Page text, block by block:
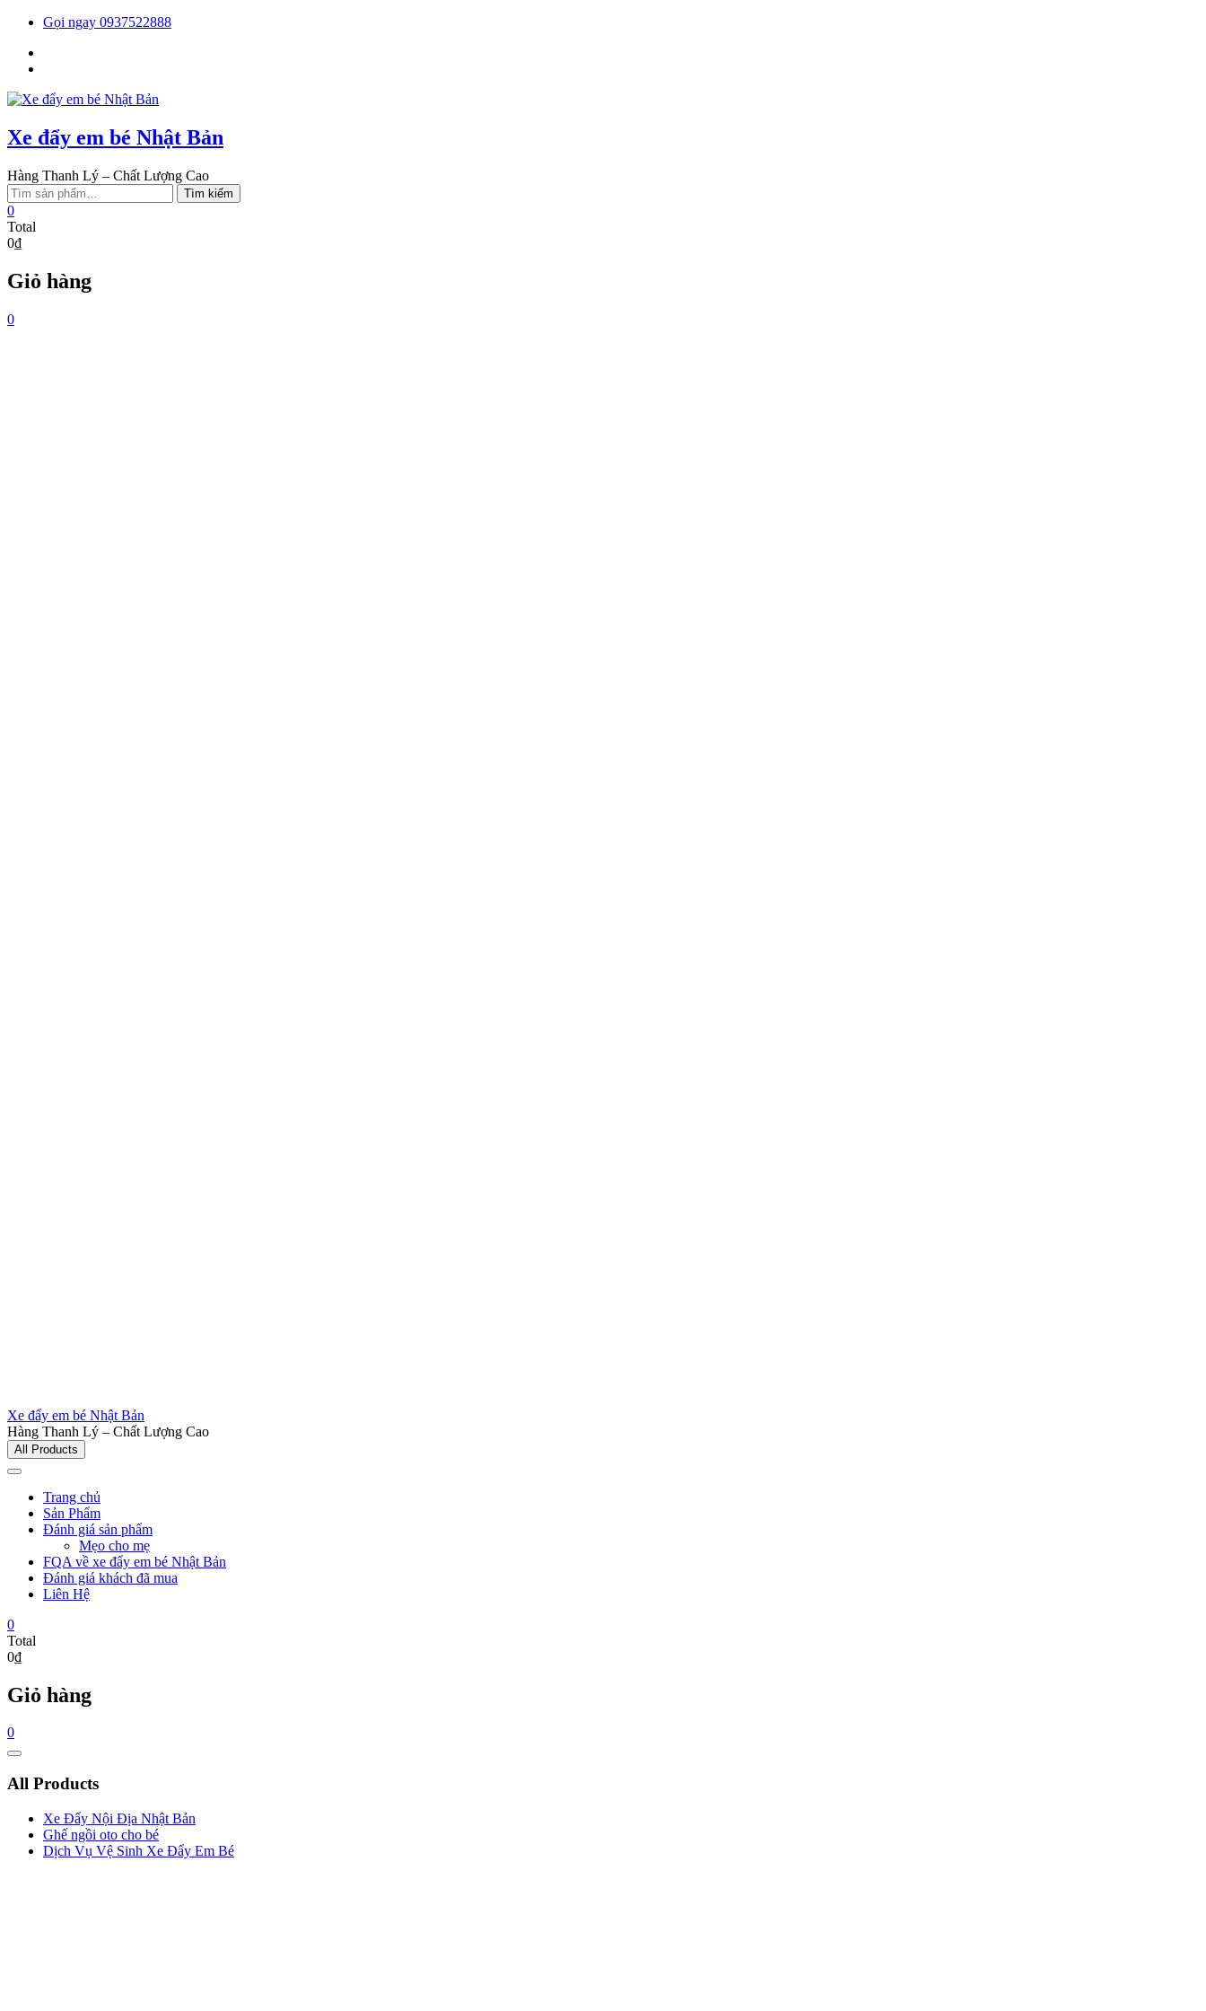
Skip
content
Gọi ngay 0937522888
Xe đẩy em bé Nhật Bản
Hàng Thanh Lý – Chất Lượng Cao
Tìm
kiếm:
Tìm kiếm
0
Total
0₫
Giỏ hàng
0
Xe đẩy em bé Nhật Bản
Hàng Thanh Lý – Chất Lượng Cao
All Products
Trang chủ
Sản Phẩm
Đánh giá sản phẩm
Mẹo cho mẹ
FQA về xe đẩy em bé Nhật Bản
Đánh giá khách đã mua
Liên Hệ
0
Total
0₫
Giỏ hàng
0
Catalog
All Products
Xe Đẩy Nội Địa Nhật Bản
Ghế ngồi oto cho bé
Dịch Vụ Vệ Sinh Xe Đẩy Em Bé